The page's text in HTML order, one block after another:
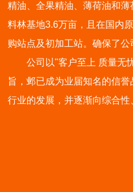
精油、全果精油、薄荷油和
料林基地3.6万亩，且在国内
购站点及初加工站。确保了公
公司以"客户至上 质量无
旨，邺已成为业届知名的信
行业的发展，并逐渐向综合性